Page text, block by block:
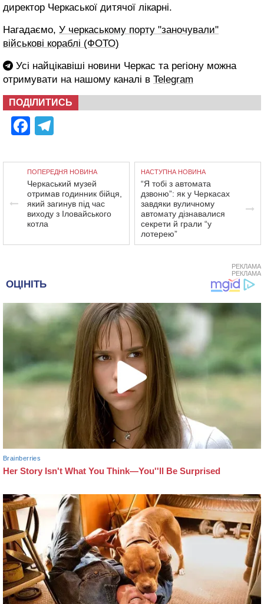
директор Черкаської дитячої лікарні.
Нагадаємо, У черкаському порту "заночували"
військові кораблі (ФОТО)
Усі найцікавіші новини Черкас та регіону можна
отримувати на нашому каналі в Telegram
ПОДІЛИТИСЬ
Facebook
ПОПЕРЕДНЯ НОВИНА
Черкаський музей
отримав годинник бійця,
який загинув під час
виходу з Іловайського
котла
НАСТУПНА НОВИНА
“Я тобі з автомата
дзвоню”: як у Черкасах
завдяки вуличному
автомату дізнавалися
секрети й грали “у
лотерею”
РЕКЛАМА
РЕКЛАМА